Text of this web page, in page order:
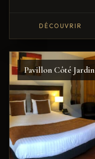
DÉCOUVRIR
Pavillon Côté Jardin